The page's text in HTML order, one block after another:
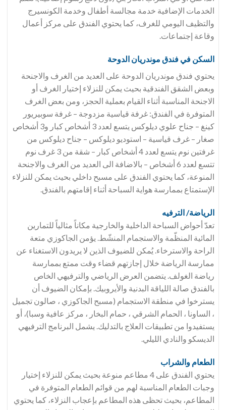
الخدمات الإضافية خدمة مجالسة أطفال وخدمة الكونسيرج
والتظيف اليومي للغرف، كما يحتوي الفندق على مركز أعمال
وقاعة إجتماعات.
السكن في فندق موندريان الدوحة
يحتوي فندق موندريان الدوحة على العديد من الغرف والاجنحة
وبعض الشقق الفندقية بحيث يمكن للنزلاء إختيار الغرف أو
الاجنحة المناسبة أثناء القيام بعملية الحجز، ومن بعض الغرف
المتوفرة في الفندق: غرفة قياسية مزدوجة – غرفة سوبيريور
كينغ – جناح علوي ديلوكس يتسع لعدد 3 أشخاص كبار و3 أشخاص
صغار – غرف قياسية – استوديو ديلوكس – جناح ديلوكس من
غرفتين نوم يتسع لعدد 4 أشخاص كبار – شقة من 3 غرف نوم
تتسع لعدد 6 أشخاص – بالاضافة الى العديد من الغرف والاجنحة
المنوعة، كما يحتوي الفندق على مسبح داخلي بحيث يمكن للنزلاء
الإستمتاع بممارسة هواية السباحة أثناء إقامتهم بالفندق.
الرياضة/ الترفيه
تعدّ أحواض السباحة الداخلية والخارجية مكاناً مثالياً للتمارين
المائية المنظّمة والاستجمام المنشّط. يؤمن الجاكوزي متعة
الراحة والاسترخاء. يُمكن للضيوف الذين لا يريدون الاستغناء عن
ممارسة الرياضة خلال إجازتهم قضاء وقت ممتع بممارسة
رياضة الغولف. يتضمن العرض الرياضي والترفيهي الخاص
بالفندق صالة اللياقة البدنية والأيروبيك. بإمكان الضيوف أن
يسترخوا في منطقة الاستجمام (مسبح الجاكوزي ، صالون تجميل
، الساونا ، الحمام الشرقي ، حمام البخار ، مركز عافية وسبا)، أو
يستفيدوا من تطبيقات العلاج بالتدليك. يشمل البرنامج الترفيهي
الديسكو والنادي الليلي.
الطعام والشراب
يحتوي الفندق على 4 مطاعم منوعة بحيث يمكن للنزلاء إختيار
وجبات الطعام المناسبة لهم من قوائم الطعام المتوفرة في
المطاعم، بحيث تحظى هذه المطاعم بإعجاب النزلاء، كما يحتوي